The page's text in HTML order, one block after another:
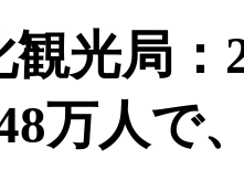
光局
万人で